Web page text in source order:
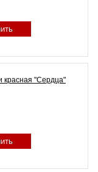
красная "Сердца"